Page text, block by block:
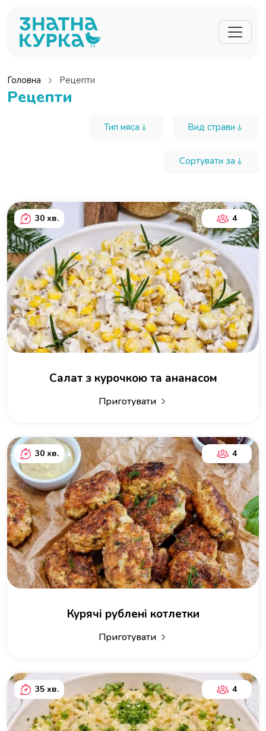
Головна Рецепти
Рецепти
Тип мяса Вид страви
Сортувати за
30 хв. 4
Салат з курочкою та ананасом
Приготувати
30 хв. 4
Курячі рублені котлетки
Приготувати
35 хв. 4